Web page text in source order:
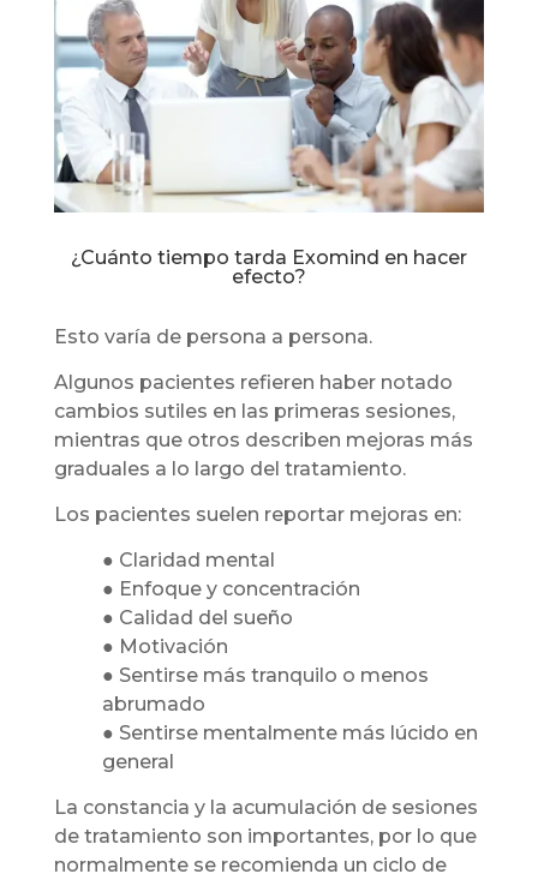
¿Cuánto tiempo tarda Exomind en hacer
efecto?
Esto varía de persona a persona.
Algunos pacientes refieren haber notado
cambios sutiles en las primeras sesiones,
mientras que otros describen mejoras más
graduales a lo largo del tratamiento.
Los pacientes suelen reportar mejoras en:
● Claridad mental
● Enfoque y concentración
● Calidad del sueño
● Motivación
● Sentirse más tranquilo o menos
abrumado
● Sentirse mentalmente más lúcido en
general
La constancia y la acumulación de sesiones
de tratamiento son importantes, por lo que
normalmente se recomienda un ciclo de